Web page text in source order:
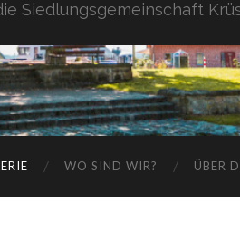
Siedlungsgemeinschaft
WO SIND WIR? ÜBER